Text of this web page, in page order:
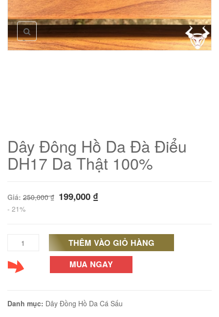
Dây Đông Hồ Da Đà Điểu
DH17 Da Thật 100%
Giá: 250,000₫ 199,000 ₫
- 21%
Đông
THÊM VÀO GIỎ HÀNG
MUA NGAY
Danh mục: Dây Đồng Hồ Da Cá Sấu